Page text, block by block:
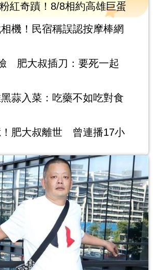
紅奇蹟！8/8相約高雄巨蛋
機！民宿稱誤認按摩棒網
肥大叔插刀：要死一起
蒜入菜：吃藥不如吃對食
！肥大叔離世 曾連播17小